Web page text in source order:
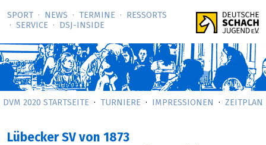
SPORT NEWS TERMINE
RESSORTS
SERVICE
DSJ-­INSIDE
DVM 2020 STARTSEITE TURNIERE IMPRESSIONEN ZEITPLAN
Lübecker SV von 1873